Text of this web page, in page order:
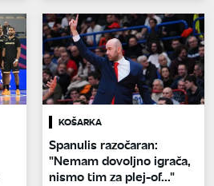
KOŠARKA
Spanulis razočaran:
"Nemam dovoljno igrača,
nismo tim za plej-of..."